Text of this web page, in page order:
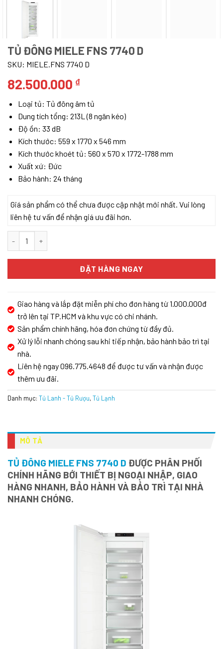
TỦ ĐÔNG MIELE FNS 7740 D
SKU: MIELE.FNS 7740 D
82.500.000 ₫
Loại tủ: Tủ đông âm tủ
Dung tích tổng: 213L (8 ngăn kéo)
Độ ồn: 33 dB
Kích thước: 559 x 1770 x 546 mm
Kích thước khoét tủ: 560 x 570 x 1772-1788 mm
Xuất xứ: Đức
Bảo hành: 24 tháng
Giá sản phẩm có thể chưa được cập nhật mới nhất. Vui lòng
liên hệ tư vấn để nhận giá ưu đãi hơn.
ĐẶT HÀNG NGAY
Giao hàng và lắp đặt miễn phí cho đơn hàng từ 1.000.000đ
trở lên tại TP.HCM và khu vực có chi nhánh.
Sản phẩm chính hãng, hóa đơn chứng từ đầy đủ.
Xử lý lỗi nhanh chóng sau khi tiếp nhận, bảo hành bảo trì tại
nhà.
Liên hệ ngay 096.775.4648 để được tư vấn và nhận được
thêm ưu đãi.
Danh mục: Tủ Lanh - Tủ Rượu,Tủ Lạnh
MÔ TẢ
TỦ ĐÔNG MIELE FNS 7740 D ĐƯỢC PHÂN PHỐI
CHÍNH HÃNG BỚI THIẾT BỊ NGOẠI NHẬP, GIAO
HÀNG NHANH, BẢO HÀNH VÀ BẢO TRÌ TẠI NHÀ
NHANH CHÓNG.